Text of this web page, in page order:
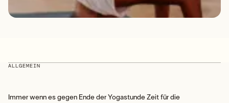
ALLGEMEIN
Immer wenn es gegen Ende der Yogastunde Zeit für die